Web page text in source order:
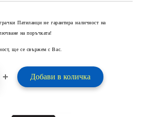
Патиланци не гарантира наличност на
на поръчката!
ще се свържем с Вас.